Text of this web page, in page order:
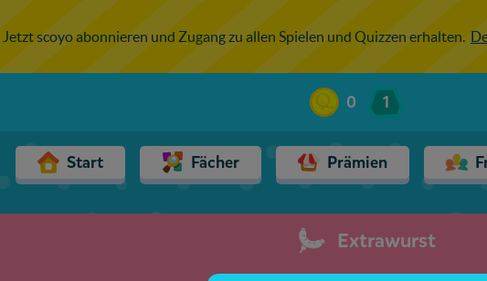
scoyo abonnieren und Zugang zu allen Spielen und Quizzen erhalten.
0 1
Start Fächer Prämien
Extrawurst